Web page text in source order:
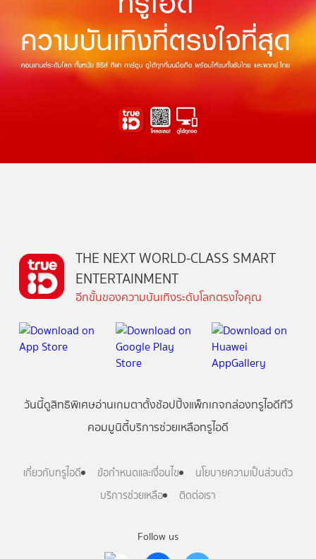
Follow us
THE NEXT WORLD-CLASS SMART
ENTERTAINMENT
อีกขั้นของความบันเทิงระดับโลกตรงใจคุณ
วันนี้ดูสิทธิพิเศษอ่านเกมตาตั้งช้อปปิ้งแพ็กเกจกล่องทรูไอดีทีวี
คอมมูนิตี้บริการช่วยเหลือทรูไอดี
เกี่ยวกับทรูไอดี ข้อกำหนดและเงื่อนไข
นโยบายความเป็นส่วนตัว
บริการช่วยเหลือ
ติดต่อเรา